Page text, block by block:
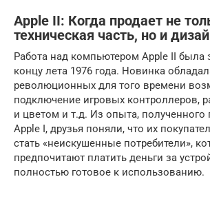
Apple II: Когда продает не
техническая часть, но и
Работа над компьютером Apple II была
концу лета 1976 года. Новинка
революционных для того времени
подключение игровых контроллеров,
и цветом и т.д. Из опыта, полученного
Apple I, друзья поняли, что их
стать «неискушенные потребители»,
предпочитают платить деньги за
полностью готовое к использованию.